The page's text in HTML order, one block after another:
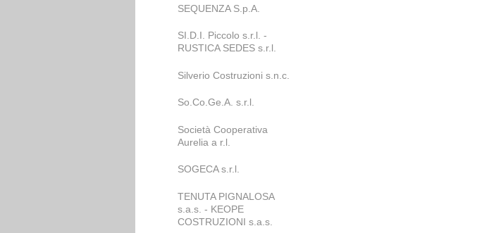
SEQUENZA S.p.A.
SI.D.I. Piccolo s.r.l. -
RUSTICA SEDES s.r.l.
Silverio Costruzioni s.n.c.
So.Co.Ge.A. s.r.l.
Società Cooperativa
Aurelia a r.l.
SOGECA s.r.l.
TENUTA PIGNALOSA
s.a.s. - KEOPE
COSTRUZIONI s.a.s.